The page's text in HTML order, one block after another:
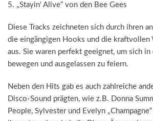
„Stayin‘ Alive“ von den Bee Gees
Diese Tracks zeichneten sich durch ihren
die eingängigen Hooks und die kraftvollen
aus. Sie waren perfekt geeignet, um sich in
bewegen und ausgelassen zu feiern.
Neben den Hits gab es auch zahlreiche
Disco-Sound prägten, wie z.B. Donna
People, Sylvester und Evelyn